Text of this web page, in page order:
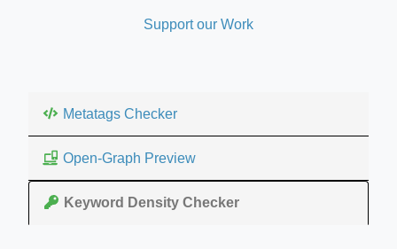
Support our Work
Metatags Checker
Open-Graph Preview
Keyword Density Checker